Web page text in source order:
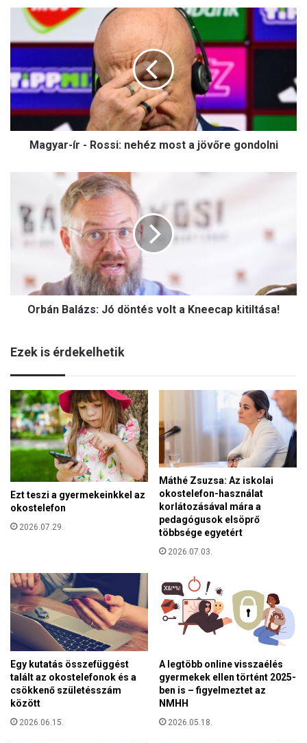
Gáspár Laci: Isten nagyon szeret engem
g
a
r
í
r
s
a
j
ö
v
ő
r
g
o
n
o
i
Magyar-ír - Rossi: nehéz most a jövőre gondolni
J
ö
n
t
é
s
o
l
t
a
e
c
a
k
i
t
i
l
á
Orbán Balázs: Jó döntés volt a Kneecap kitiltása!
Ezek is érdekelhetik
Ezt teszi a gyermekeinkkel az
okostelefon
2026.07.29.
Máthé Zsuzsa: Az iskolai
okostelefon-használat
korlátozásával mára a
pedagógusok elsöprő
többsége egyetért
2026.07.03.
Egy kutatás összefüggést
talált az okostelefonok és a
csökkenő születésszám
között
2026.06.15.
A legtöbb online visszaélés
gyermekek ellen történt 2025-
ben is – figyelmeztet az
NMHH
2026.05.18.